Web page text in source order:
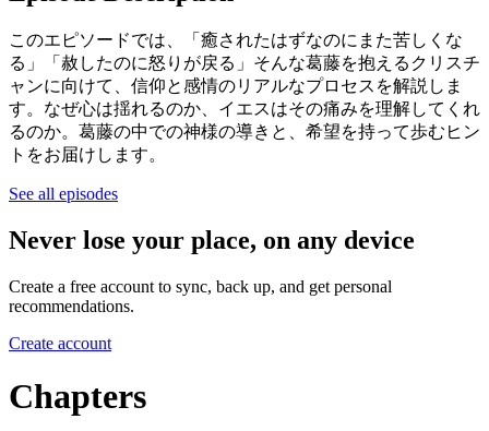
このエピソードでは、「癒されたはずなのにまた苦しくな
る」「赦したのに怒りが戻る」そんな葛藤を抱えるクリスチ
ャンに向けて、信仰と感情のリアルなプロセスを解説しま
す。なぜ心は揺れるのか、イエスはその痛みを理解してくれ
るのか。葛藤の中での神様の導きと、希望を持って歩むヒン
トをお届けします。
See all episodes
Never lose your place, on any device
Create a free account to sync, back up, and get personal
recommendations.
Create account
Chapters